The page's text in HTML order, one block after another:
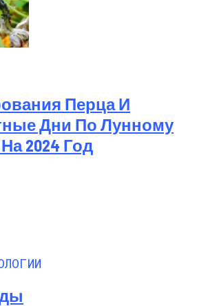
Перца И
Дни По Лунному
2024 Год